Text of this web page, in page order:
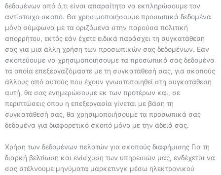
δεδομένων από ό,τι είναι απαραίτητο να εκπληρώσουμε τον
αντίστοιχο σκοπό. Θα χρησιμοποιήσουμε προσωπικά δεδομένα
μόνο σύμφωνα με τα οριζόμενα στην παρούσα πολιτική
απορρήτου, εκτός εάν έχετε ειδικά παράσχει τη συγκατάθεσή
σας για μια άλλη χρήση των προσωπικών σας δεδομένων. Εάν
σκοπεύουμε να χρησιμοποιήσουμε τα προσωπικά σας δεδομένα
τα οποία επεξεργαζόμαστε με τη συγκατάθεσή σας, για σκοπούς
άλλους από αυτούς που έχουν γνωστοποιηθεί στη συγκατάθεση
αυτή, θα σας ενημερώσουμε εκ των προτέρων και, σε
περιπτώσεις όπου η επεξεργασία γίνεται με βάση τη
συγκατάθεσή σας, θα χρησιμοποιήσουμε τα προσωπικά σας
δεδομένα για διαφορετικό σκοπό μόνο με την άδειά σας.
Χρήση των δεδομένων πελατών για σκοπούς διαφήμισης Για τη
διαρκή βελτίωση και ενίσχυση των υπηρεσιών μας, ενδέχεται να
σας στέλνουμε μηνύματα μάρκετινγκ μέσω ηλεκτρονικού